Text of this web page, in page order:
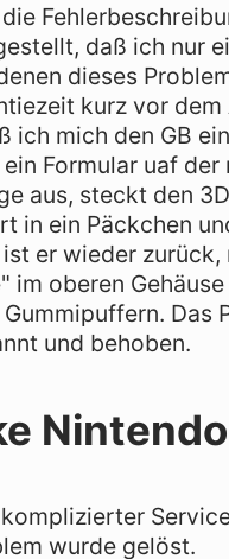
daß ich nur
dieses
kurz vor dem
ich mich den GB
Formular uaf der
aus, steckt den
in ein Päckchen
er wieder zurück,
im oberen Gehäuse
Das
und behoben.
wurde gelöst.